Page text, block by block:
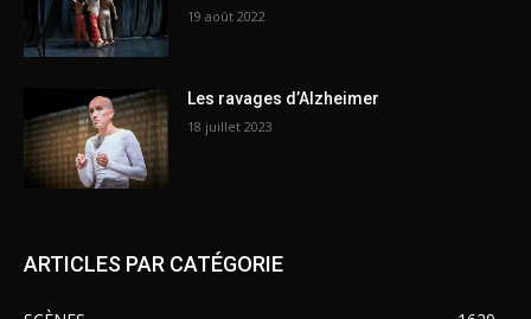
19 août 2022
Les ravages d’Alzheimer
18 juillet 2023
ARTICLES PAR CATÉGORIE